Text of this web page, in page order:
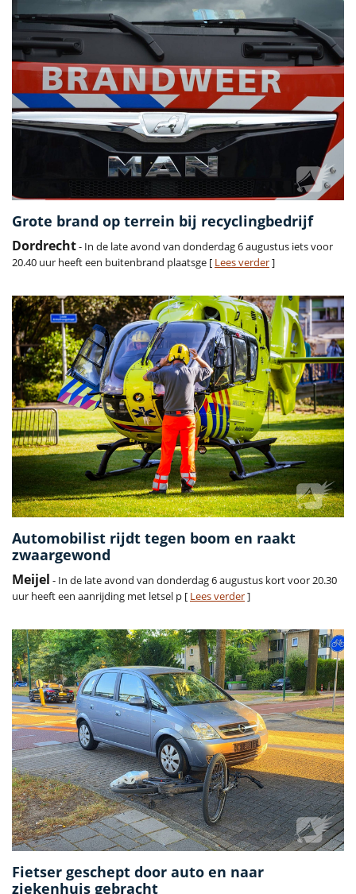
Grote brand op terrein bij recyclingbedrijf
Dordrecht- In de late avond van donderdag 6 augustus iets voor
20.40 uur heeft een buitenbrand plaatsge [ Lees verder]
Automobilist rijdt tegen boom en raakt
zwaargewond
Meijel - In de late avond van donderdag 6 augustus kort voor 20.30
uur heeft een aanrijding met letsel p [ Lees verder]
Fietser geschept door auto en naar
ziekenhuis gebracht